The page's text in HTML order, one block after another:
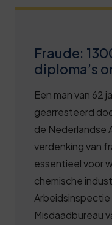
Fraude:
diploma’s
Een man van 62
gearresteerd
de Nederlandse
verdenking van
essentieel voor
chemische
Misdaadbureau
Jouw e-mailadres
Deze review is
ervaring.
Verzend